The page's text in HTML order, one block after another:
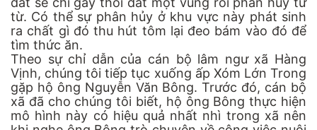
từ. Có thể sự phân hủy ở khu vực này phát sinh
ra chất gì đó thu hút tôm lại đeo bám vào đó để
tìm thức ăn.
Theo sự chỉ dẫn của cán bộ lâm ngư xã Hàng
Vịnh, chúng tôi tiếp tục xuống ấp Xóm Lớn Trong
gặp hộ ông Nguyễn Văn Bông. Trước đó, cán bộ
xã đã cho chúng tôi biết, hộ ông Bông thực hiện
mô hình này có hiệu quả nhất nhì trong xã nên